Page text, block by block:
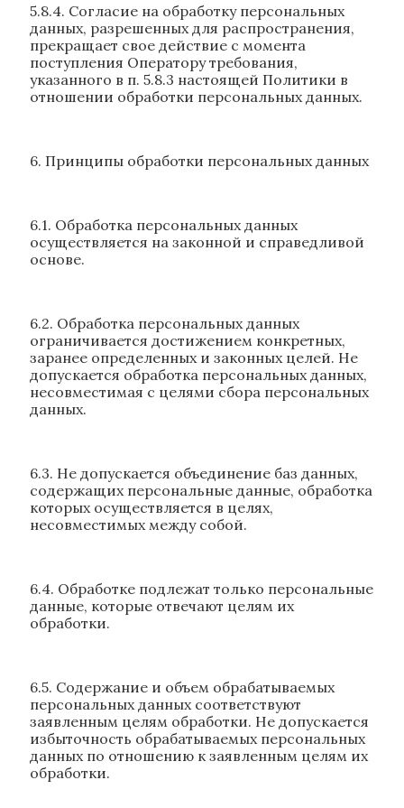
5.8.4. Согласие на обработку персональных
данных, разрешенных для распространения,
прекращает свое действие с момента
поступления Оператору требования,
указанного в п. 5.8.3 настоящей Политики в
отношении обработки персональных данных.
6. Принципы обработки персональных данных
6.1. Обработка персональных данных
осуществляется на законной и справедливой
основе.
6.2. Обработка персональных данных
ограничивается достижением конкретных,
заранее определенных и законных целей. Не
допускается обработка персональных данных,
несовместимая с целями сбора персональных
данных.
6.3. Не допускается объединение баз данных,
содержащих персональные данные, обработка
которых осуществляется в целях,
несовместимых между собой.
6.4. Обработке подлежат только персональные
данные, которые отвечают целям их
обработки.
6.5. Содержание и объем обрабатываемых
персональных данных соответствуют
заявленным целям обработки. Не допускается
избыточность обрабатываемых персональных
данных по отношению к заявленным целям их
обработки.